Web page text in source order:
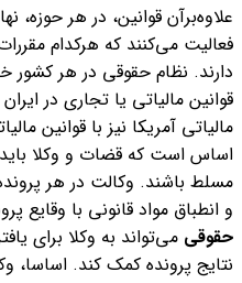
علاوه‌برآن قوانین، در هر
فعالیت می‌کنند که هرکدام
دارند. نظام حقوقی در هر
قوانین مالیاتی یا تجاری در
مالیاتی آمریکا نیز با قوانین
اساس است که قضات و وکلا باید
مسلط باشند. وکالت در هر
و انطباق مواد قانونی با وقایع
حقوقی می‌تواند به وکلا برای
نتایج پرونده کمک کند. اساسا،